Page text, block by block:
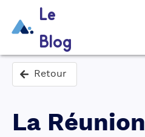
Le
Blog
Retour
La Réunion